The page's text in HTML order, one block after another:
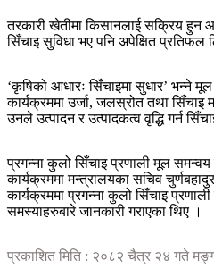
तरकारी खेतीमा किसानलाई सक्रिय हुन
सिँचाइ सुविधा भए पनि अपेक्षित
‘कृषिको आधारः सिँचाइमा सुधार’ भन्ने
कार्यक्रममा उर्जा, जलस्रोत तथा सिँचाइ
उनले उत्पादन र उत्पादकत्व वृद्धि गर्न
प्रगन्ना कुलो सिँचाइ प्रणाली मूल
कार्यक्रममा मन्त्रालयका सचिव
कार्यक्रममा प्रगन्ना कुलो सिँचाइ
समस्याहरुबारे जानकारी गराएका थिए ।
प्रकाशित मिति : २०८२ चैत्र २४ गते